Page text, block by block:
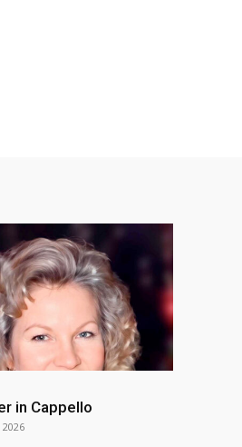
in Cappello